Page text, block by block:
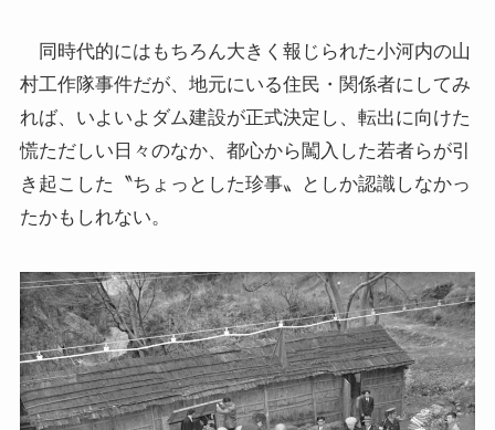
同時代的にはもちろん大きく報じられた小河内の山
村工作隊事件だが、地元にいる住民・関係者にしてみ
れば、いよいよダム建設が正式決定し、転出に向けた
慌ただしい日々のなか、都心から闖入した若者らが引
き起こした〝ちょっとした珍事〟としか認識しなかっ
たかもしれない。